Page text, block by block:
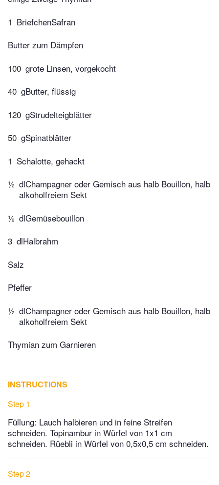
1 BriefchenSafran
Butter zum Dämpfen
100 grote Linsen, vorgekocht
40 gButter, flüssig
120 gStrudelteigblätter
50 gSpinatblätter
1 Schalotte, gehackt
½ dlChampagner oder Gemisch aus halb Bouillon, halb
alkoholfreiem Sekt
½ dlGemüsebouillon
3 dlHalbrahm
Salz
Pfeffer
½ dlChampagner oder Gemisch aus halb Bouillon, halb
alkoholfreiem Sekt
Thymian zum Garnieren
INSTRUCTIONS
Step 1
Füllung: Lauch halbieren und in feine Streifen
schneiden. Topinambur in Würfel von 1x1 cm
schneiden. Rüebli in Würfel von 0,5x0,5 cm schneiden.
Step 2